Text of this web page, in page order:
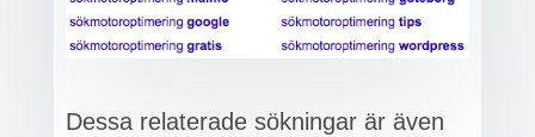
Dessa relaterade sökningar är även